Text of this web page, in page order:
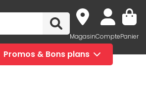
MagasinComptePanier
Promos & Bons plans